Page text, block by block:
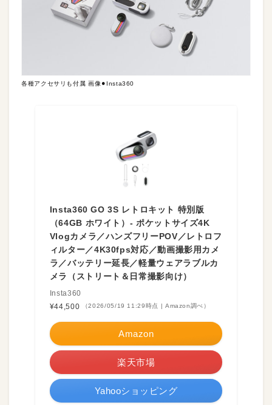
各種アクセサリも付属 画像⚫︎Insta360
Insta360 GO 3S レトロキット 特別版
（64GB ホワイト）- ポケットサイズ4K
Vlogカメラ／ハンズフリーPOV／レトロフ
ィルター／4K30fps対応／動画撮影用カメ
ラ／バッテリー延長／軽量ウェアラブルカ
メラ（ストリート＆日常撮影向け）
Insta360
¥44,500
（2026/05/19 11:29時点 | Amazon調べ）
Amazon
楽天市場
Yahooショッピング